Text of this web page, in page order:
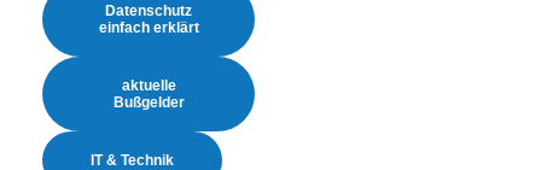
Services
Branchen
Datenschutz
einfach erklärt
aktuelle
Bußgelder
IT & Technik